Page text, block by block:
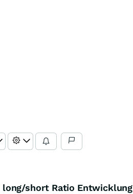
long/short Ratio Entwicklung